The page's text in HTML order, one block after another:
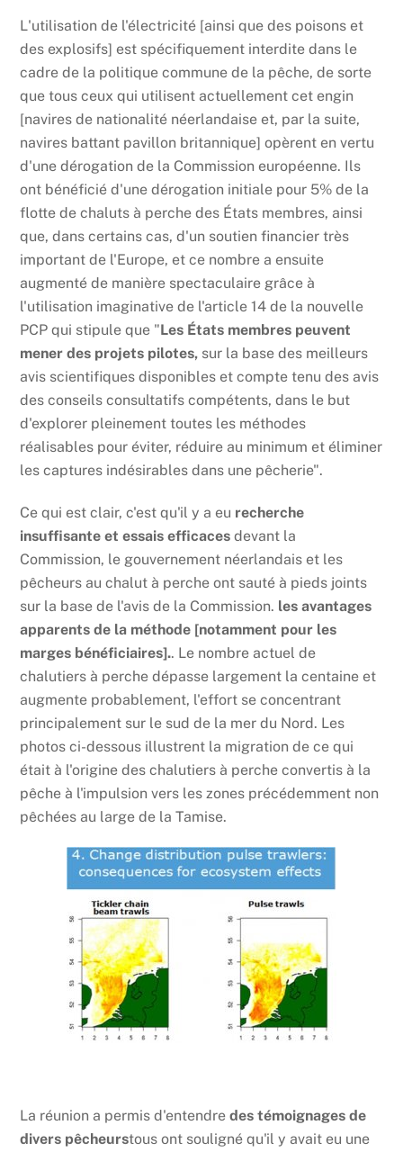
L'utilisation de l'électricité [ainsi que des poisons et
des explosifs] est spécifiquement interdite dans le
cadre de la politique commune de la pêche, de sorte
que tous ceux qui utilisent actuellement cet engin
[navires de nationalité néerlandaise et, par la suite,
navires battant pavillon britannique] opèrent en vertu
d'une dérogation de la Commission européenne. Ils
ont bénéficié d'une dérogation initiale pour 5% de la
flotte de chaluts à perche des États membres, ainsi
que, dans certains cas, d'un soutien financier très
important de l'Europe, et ce nombre a ensuite
augmenté de manière spectaculaire grâce à
l'utilisation imaginative de l'article 14 de la nouvelle
PCP qui stipule que "Les États membres peuvent
mener des projets pilotes, sur la base des meilleurs
avis scientifiques disponibles et compte tenu des avis
des conseils consultatifs compétents, dans le but
d'explorer pleinement toutes les méthodes
réalisables pour éviter, réduire au minimum et éliminer
les captures indésirables dans une pêcherie".
Ce qui est clair, c'est qu'il y a eu recherche
insuffisante et essais efficaces devant la
Commission, le gouvernement néerlandais et les
pêcheurs au chalut à perche ont sauté à pieds joints
sur la base de l'avis de la Commission. les avantages
apparents de la méthode [notamment pour les
marges bénéficiaires].. Le nombre actuel de
chalutiers à perche dépasse largement la centaine et
augmente probablement, l'effort se concentrant
principalement sur le sud de la mer du Nord. Les
photos ci-dessous illustrent la migration de ce qui
était à l'origine des chalutiers à perche convertis à la
pêche à l'impulsion vers les zones précédemment non
pêchées au large de la Tamise.
La réunion a permis d'entendredes témoignages de
divers pêcheurstous ont souligné qu'il y avait eu une